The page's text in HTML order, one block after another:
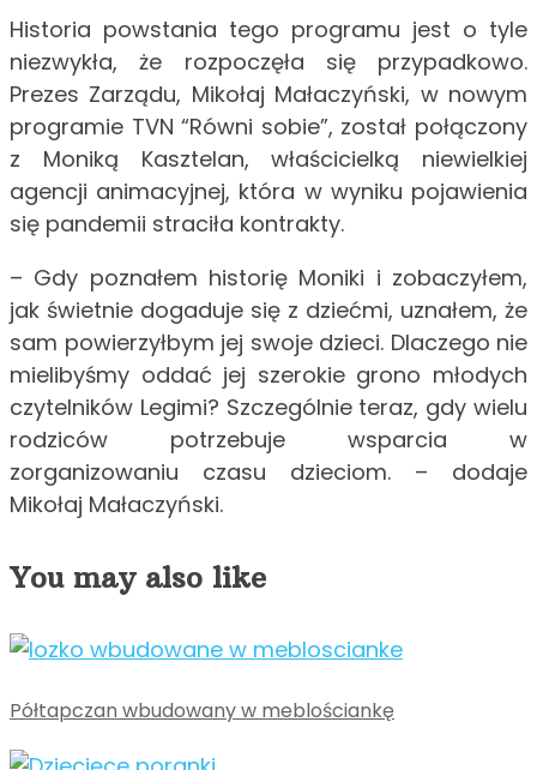
Historia powstania tego programu jest o tyle
niezwykła, że rozpoczęła się przypadkowo.
Prezes Zarządu, Mikołaj Małaczyński, w nowym
programie TVN “Równi sobie”, został połączony
z Moniką Kasztelan, właścicielką niewielkiej
agencji animacyjnej, która w wyniku pojawienia
się pandemii straciła kontrakty.
– Gdy poznałem historię Moniki i zobaczyłem,
jak świetnie dogaduje się z dziećmi, uznałem, że
sam powierzyłbym jej swoje dzieci. Dlaczego nie
mielibyśmy oddać jej szerokie grono młodych
czytelników Legimi? Szczególnie teraz, gdy wielu
rodziców potrzebuje wsparcia w
zorganizowaniu czasu dzieciom. – dodaje
Mikołaj Małaczyński.
You may also like
Półtapczan wbudowany w meblościankę